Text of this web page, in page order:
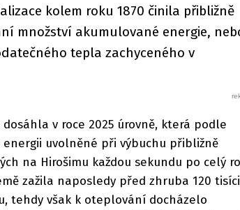
kolem roku 1870 činila přibližně
množství akumulované energie,
tepla zachyceného v
v roce 2025 úrovně, která podle
uvolněné při výbuchu přibližně
na Hirošimu každou sekundu po celý
zažila naposledy před zhruba 120 tisíci
tehdy však k oteplování docházelo